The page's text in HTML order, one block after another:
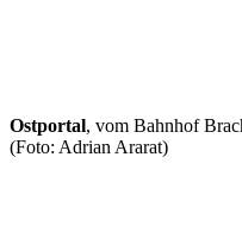
Ostportal, vom Bahnhof
(Foto: Adrian Ararat)